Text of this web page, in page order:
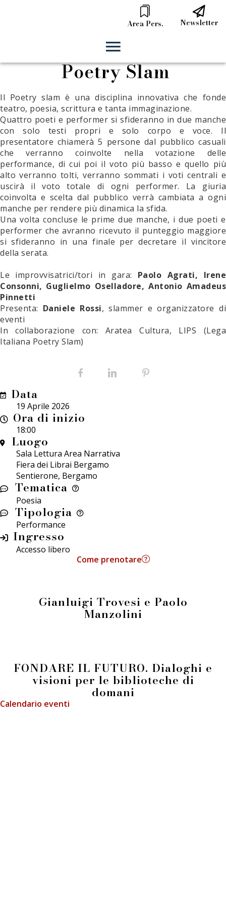
Area Pers. Newsletter
Poetry Slam
Il Poetry slam è una disciplina innovativa che fonde
teatro, poesia, scrittura e tanta immaginazione.
Quattro poeti e performer si sfideranno in due manche
con solo testi propri e solo corpo e voce. Il
presentatore chiamerà 5 persone dal pubblico casuali
che verranno coinvolte nella votazione delle
performance, di cui poi il voto più basso e quello più
alto verranno tolti, verranno sommati i voti centrali e
uscirà il voto totale di ogni performer. La giuria
coinvolta e scelta dal pubblico verrà cambiata a ogni
manche per rendere più dinamica la sfida.
Una volta concluse le prime due manche, i due poeti e
performer che avranno ricevuto il punteggio maggiore
si sfideranno in una finale per decretare il vincitore
della serata.
Le improvvisatrici/tori in gara: Paolo Agrati, Irene
Consonni, Guglielmo Oselladore, Antonio Amadeus
Pinnetti
Presenta: Daniele Rossi, slammer e organizzatore di
eventi
In collaborazione con: Aratea Cultura, LIPS (Lega
Italiana Poetry Slam)
Facebook LinkedIn
Data
19 Aprile 2026
Ora di inizio
18:00
Luogo
Sala Lettura Area Narrativa
Fiera dei Librai Bergamo
Sentierone, Bergamo
Tematica
Poesia
Tipologia
Performance
Ingresso
Accesso libero
Come prenotare
Gianluigi Trovesi e Paolo
Manzolini
FONDARE IL FUTURO. Dialoghi e
visioni per le biblioteche di
domani
Calendario eventi